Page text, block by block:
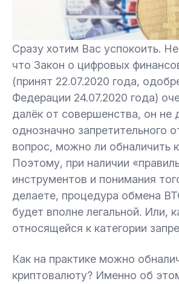
Сразу хотим Вас успокоить.
что Закон о цифровых
(принят 22.07.2020 года,
Федерации 24.07.2020 года)
далёк от совершенства, он не
однозначно запретительного
вопрос, можно ли обналичить
Поэтому, при наличии
инструментов и понимания
делаете, процедура обмена
будет вполне легальной. Или,
относящейся к категории
Как на практике можно
криптовалюту? Именно об